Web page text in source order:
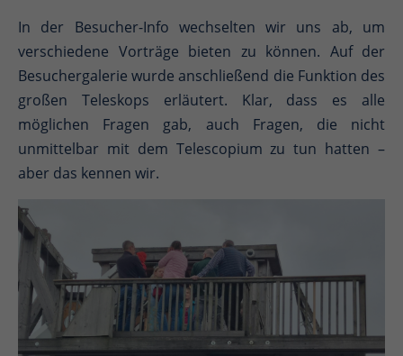
In der Besucher-Info wechselten wir uns ab, um
verschiedene Vorträge bieten zu können. Auf der
Besuchergalerie wurde anschließend die Funktion des
großen Teleskops erläutert. Klar, dass es alle
möglichen Fragen gab, auch Fragen, die nicht
unmittelbar mit dem Telescopium zu tun hatten –
aber das kennen wir.